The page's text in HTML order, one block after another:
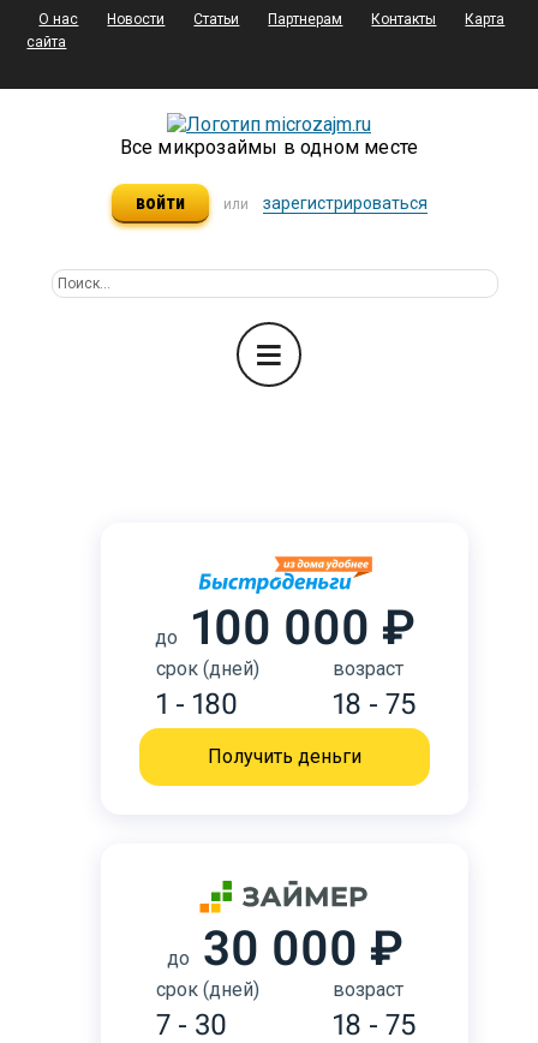
О нас Новости Статьи Партнерам Контакты
Карта
сайта
Все микрозаймы в одном месте
войти или зарегистрироваться
до 100 000 ₽
срок (дней)
1 - 180
возраст
18 - 75
Получить деньги
до 30 000 ₽
срок (дней)
7 - 30
возраст
18 - 75